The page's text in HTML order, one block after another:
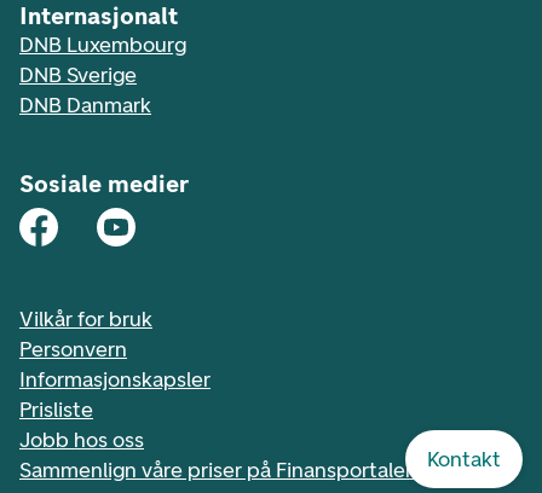
Kontakt
Internasjonalt
DNB Luxembourg
DNB Sverige
DNB Danmark
Sosiale medier
Vilkår for bruk
Personvern
Informasjonskapsler
Prisliste
Jobb hos oss
Sammenlign våre priser på Finansportalen.no